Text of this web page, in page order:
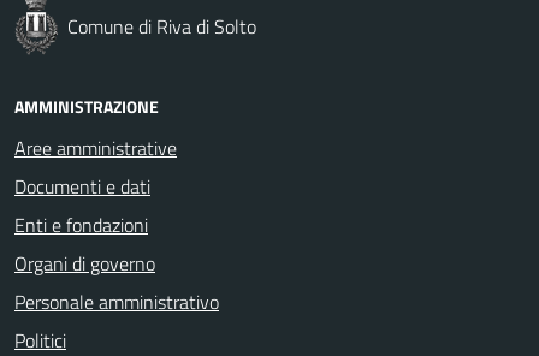
Comune di Riva di Solto
AMMINISTRAZIONE
Aree amministrative
Documenti e dati
Enti e fondazioni
Organi di governo
Personale amministrativo
Politici